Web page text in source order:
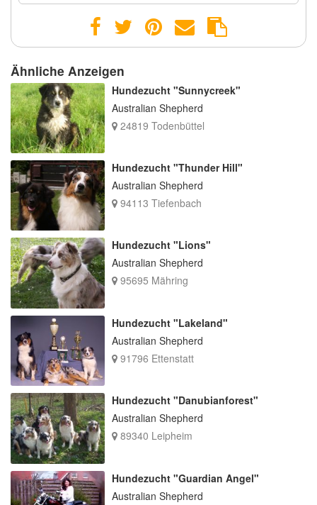
Ähnliche Anzeigen
Hundezucht "Sunnycreek"
Australian Shepherd
24819 Todenbüttel
Hundezucht "Thunder Hill"
Australian Shepherd
94113 Tiefenbach
Hundezucht "Lions"
Australian Shepherd
95695 Mähring
Hundezucht "Lakeland"
Australian Shepherd
91796 Ettenstatt
Hundezucht "Danubianforest"
Australian Shepherd
89340 Leipheim
Hundezucht "Guardian Angel"
Australian Shepherd